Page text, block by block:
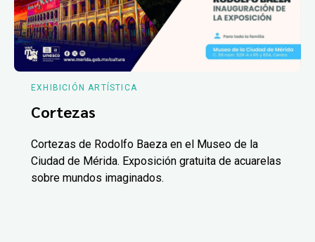
EXHIBICIÓN ARTÍSTICA
Cortezas
Cortezas de Rodolfo Baeza en el Museo de la
Ciudad de Mérida. Exposición gratuita de acuarelas
sobre mundos imaginados.